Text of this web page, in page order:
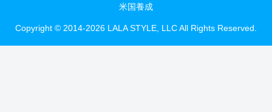
米国養成
Copyright © 2014-2026 LALA STYLE, LLC All Rights Reserved.